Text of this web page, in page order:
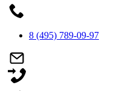
8 (495) 789-09-97